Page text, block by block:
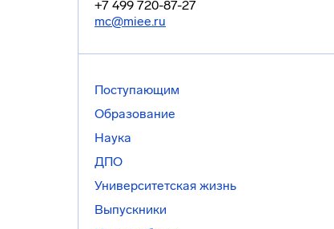
+7 499 720-87-27
mc@miee.ru
Поступающим
Образование
Наука
ДПО
Университетская жизнь
Выпускники